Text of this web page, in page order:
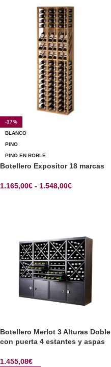
-17%
BLANCO
PINO
PINO EN ROBLE
Botellero Expositor 18 marcas
1.165,00€ - 1.548,00€
Botellero Merlot 3 Alturas Doble
con puerta 4 estantes y aspas
1.455,08€